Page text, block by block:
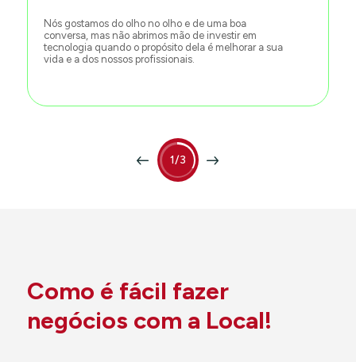
Nós gostamos do olho no olho e de uma boa
conversa, mas não abrimos mão de investir em
tecnologia quando o propósito dela é melhorar a sua
vida e a dos nossos profissionais.
1/3
Como é fácil fazer
negócios com a Local!